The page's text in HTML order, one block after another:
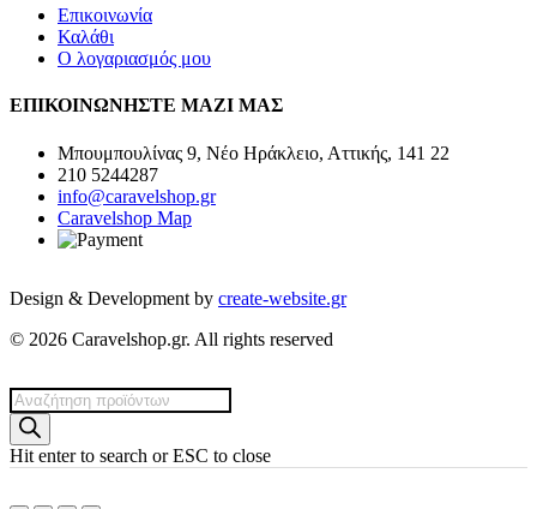
Επικοινωνία
Καλάθι
Ο λογαριασμός μου
ΕΠΙΚΟΙΝΩΝΗΣΤΕ ΜΑΖΙ ΜΑΣ
Μπουμπουλίνας 9, Νέο Ηράκλειο, Αττικής, 141 22
210 5244287
info@caravelshop.gr
Caravelshop Map
Design & Development by create-website.gr
© 2026 Caravelshop.gr. All rights reserved
Products
search
Hit enter to search or ESC to close